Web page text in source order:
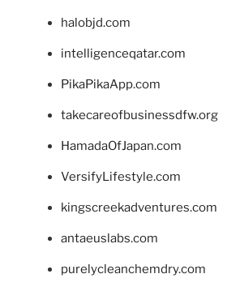
halobjd.com
intelligenceqatar.com
PikaPikaApp.com
takecareofbusinessdfw.org
HamadaOfJapan.com
VersifyLifestyle.com
kingscreekadventures.com
antaeuslabs.com
purelycleanchemdry.com